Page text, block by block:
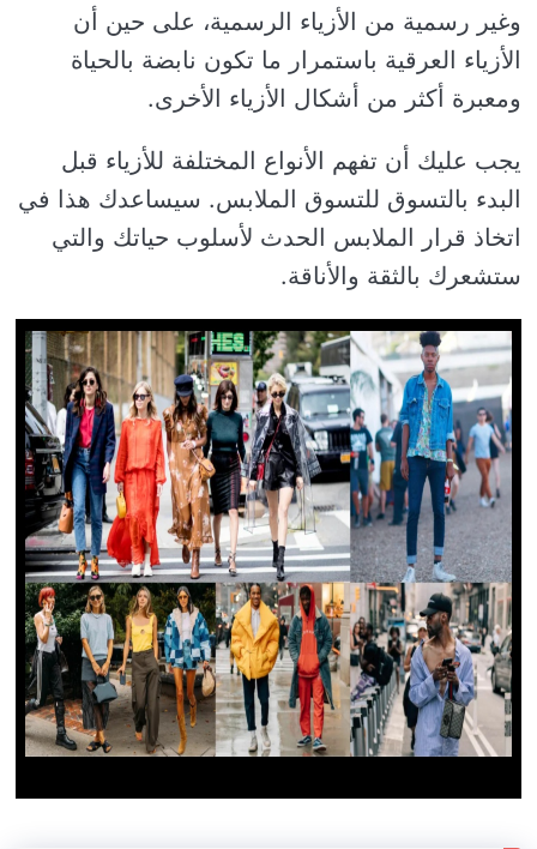
وغير رسمية من الأزياء الرسمية، على حين أن
الأزياء العرقية باستمرار ما تكون نابضة بالحياة
ومعبرة أكثر من أشكال الأزياء الأخرى.
يجب عليك أن تفهم الأنواع المختلفة للأزياء قبل
البدء بالتسوق للتسوق الملابس. سيساعدك هذا في
اتخاذ قرار الملابس الحدث لأسلوب حياتك والتي
ستشعرك بالثقة والأناقة.